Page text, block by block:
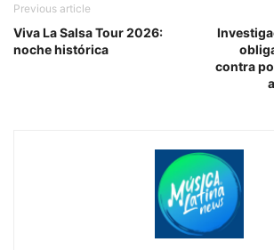
Previous article
Viva La Salsa Tour 2026:
noche histórica
contra